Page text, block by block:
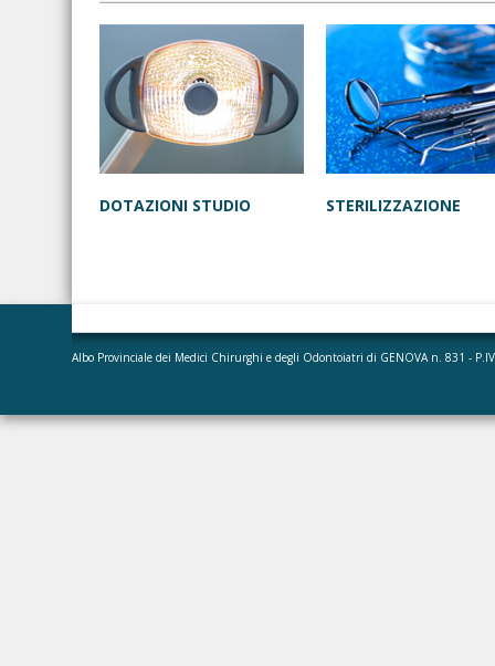
DOTAZIONI STUDIO STERILIZZAZIONE
Albo Provinciale dei Medici Chirurghi e degli Odontoiatri di GENOVA n. 831 -